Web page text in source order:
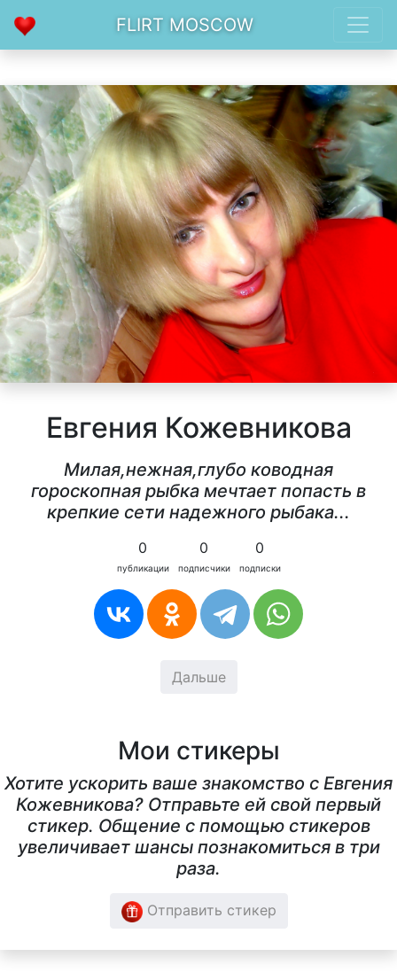
FLIRT MOSCOW
Евгения Кожевникова
Милая,нежная,глубо ководная
гороскопная рыбка мечтает попасть в
крепкие сети надежного рыбака...
0
публикации
0
подписчики
0
подписки
Дальше
Мои стикеры
Хотите ускорить ваше знакомство с Евгения
Кожевникова? Отправьте ей свой первый
стикер. Общение с помощью стикеров
увеличивает шансы познакомиться в три
раза.
Отправить стикер